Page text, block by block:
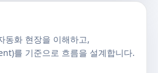
동화 현장을 이해하고,
를 기준으로 흐름을 설계합니다.